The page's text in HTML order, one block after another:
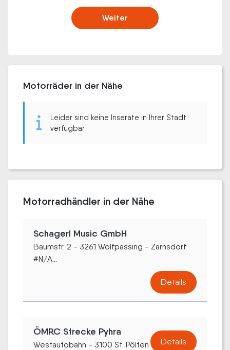
Weiter
Motorräder in der Nähe
Leider sind keine Inserate in Ihrer Stadt
verfügbar
Motorradhändler in der Nähe
Schagerl Music GmbH
Baumstr. 2 - 3261 Wolfpassing - Zarnsdorf
#N/A...
Details
ÖMRC Strecke Pyhra
Westautobahn - 3100 St. Pölten Details